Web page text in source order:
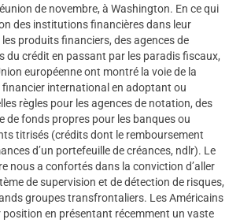
de novembre, à Washington. En ce qui
des institutions financières dans leur
produits financiers, des agences de
du crédit en passant par les paradis fiscaux,
européenne ont montré la voie de la
financier international en adoptant ou
règles pour les agences de notation, des
de fonds propres pour les banques ou
titrisés (crédits dont le remboursement
d’un portefeuille de créances, ndlr). Le
nous a confortés dans la conviction d’aller
de supervision et de détection de risques,
groupes transfrontaliers. Les Américains
position en présentant récemment un vaste